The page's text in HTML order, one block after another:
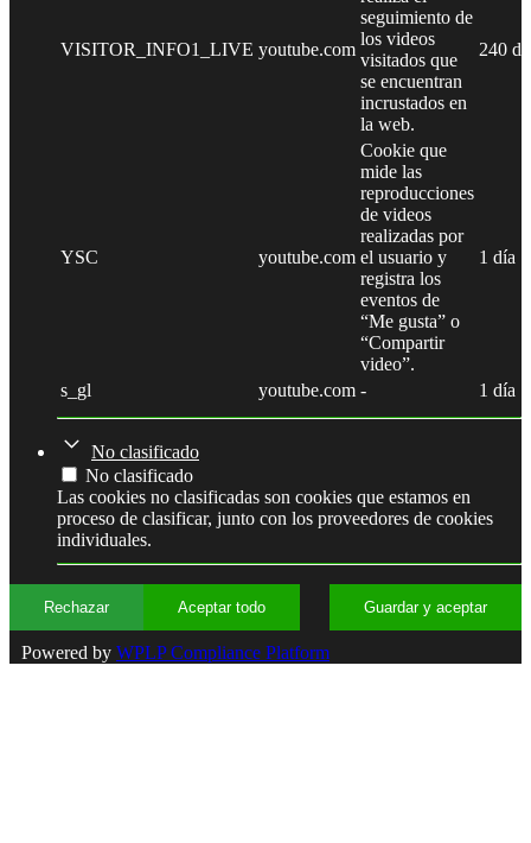
VISITOR_INFO1_LIVE youtube.com
seguimiento de
los videos
visitados que
se encuentran
incrustados en
la web.
240
YSC youtube.com
Cookie que
mide las
reproducciones
de videos
realizadas por
el usuario y
registra los
eventos de
“Me gusta” o
“Compartir
video”.
1 día
s_gl youtube.com - 1 día
No clasificado
No clasificado
Las cookies no clasificadas son cookies que estamos en
proceso de clasificar, junto con los proveedores de cookies
individuales.
Rechazar Aceptar todo Guardar y aceptar
Powered by WPLP Compliance Platform